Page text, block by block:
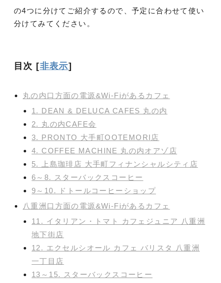
の4つに分けてご紹介するので、予定に合わせて使い
分けてみてください。
目次 [非表示]
丸の内口方面の電源&Wi-Fiがあるカフェ
1. DEAN & DELUCA CAFES 丸の内
2. 丸の内CAFE会
3. PRONTO 大手町OOTEMORI店
4. COFFEE MACHINE 丸の内オアゾ店
5. 上島珈琲店 大手町フィナンシャルシティ店
6～8. スターバックスコーヒー
9～10. ドトールコーヒーショップ
八重洲口方面の電源&Wi-Fiがあるカフェ
11. イタリアン・トマト カフェジュニア 八重洲
地下街店
12. エクセルシオール カフェ バリスタ 八重洲
一丁目店
13～15. スターバックスコーヒー